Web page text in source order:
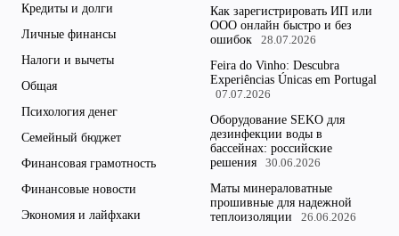
Кредиты и долги
Личные финансы
Налоги и вычеты
Общая
Психология денег
Семейный бюджет
Финансовая грамотность
Финансовые новости
Экономия и лайфхаки
Как зарегистрировать ИП или
ООО онлайн быстро и без
ошибок
28.07.2026
Feira do Vinho: Descubra
Experiências Únicas em Portugal
07.07.2026
Оборудование SEKO для
дезинфекции воды в
бассейнах: российские
решения
30.06.2026
Маты минераловатные
прошивные для надежной
теплоизоляции
26.06.2026